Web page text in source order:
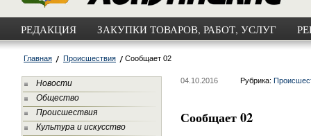
РЕДАКЦИЯ ЗАКУПКИ ТОВАРОВ, РАБОТ, УСЛУГ
Главная Происшествия Сообщает 02
Новости
Общество
Происшествия
Культура и искусство
04.10.2016 Рубрика:
Сообщает 02